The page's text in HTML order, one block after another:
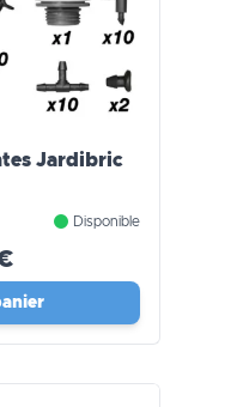
Jardibric
Disponible